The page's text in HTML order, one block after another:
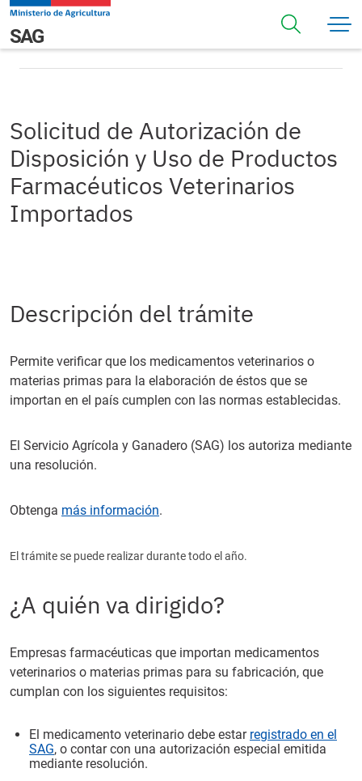
Pasar al contenido principal
Navegación principal
SAGSolicitud de Autorización de Disposición y Uso de
Productos Farmacéuticos Veterinarios Importados
Solicitud de Autorización de
Disposición y Uso de Productos
Farmacéuticos Veterinarios
Importados
Descripción del trámite
Permite verificar que los medicamentos veterinarios o
materias primas para la elaboración de éstos que se
importan en el país cumplen con las normas establecidas.
El Servicio Agrícola y Ganadero (SAG) los autoriza mediante
una resolución.
Obtenga más información.
El trámite se puede realizar durante todo el año.
¿A quién va dirigido?
Empresas farmacéuticas que importan medicamentos
veterinarios o materias primas para su fabricación, que
cumplan con los siguientes requisitos:
El medicamento veterinario debe estar registrado en el
SAG, o contar con una autorización especial emitida
mediante resolución.